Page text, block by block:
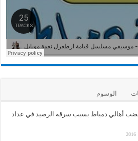
الوسوم
أهالي دمياط بسبب سرقة الرصيد في عداد